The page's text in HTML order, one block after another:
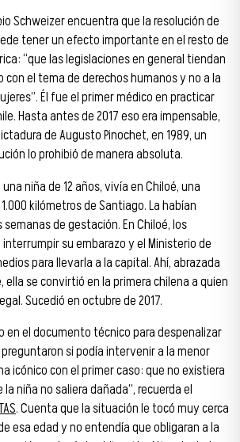
Schweizer encuentra que la resolución de
tener un efecto importante en el resto de
“que las legislaciones en general tiendan
con el tema de derechos humanos y no a la
Él fue el primer médico en practicar
Hasta antes de 2017 eso era impensable,
de Augusto Pinochet, en 1989, un
lo prohibió de manera absoluta.
niña de 12 años, vivía en Chiloé, una
kilómetros de Santiago. La habían
de gestación. En Chiloé, los
su embarazo y el Ministerio de
para llevarla a la capital. Ahí, abrazada
ella se convirtió en la primera chilena a quien
Sucedió en octubre de 2017.
en el documento técnico para despenalizar
si podía intervenir a la menor
icónico con el primer caso: que no existiera
niña no saliera dañada”, recuerda el
. Cuenta que la situación le tocó muy cerca
esa edad y no entendía que obligaran a la